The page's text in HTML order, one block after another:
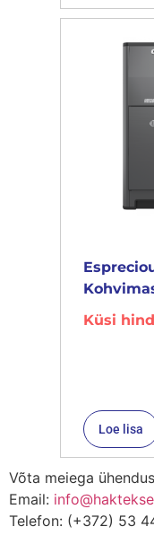
Küsi
Loe lisa
Võta meiega
Email:
Telefon: (+372) 53